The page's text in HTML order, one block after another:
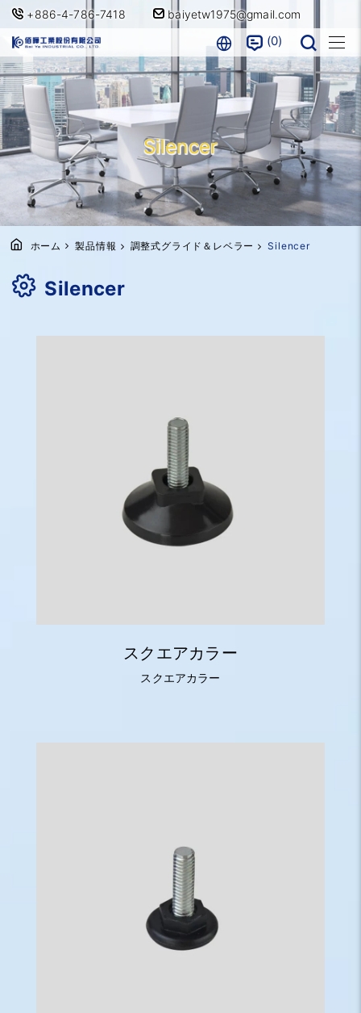
+886-4-786-7418 baiyetw1975@gmail.com
0
Silencer
ホーム 製品情報 調整式グライド＆レベラー Silencer
Silencer
スクエアカラー
スクエアカラー